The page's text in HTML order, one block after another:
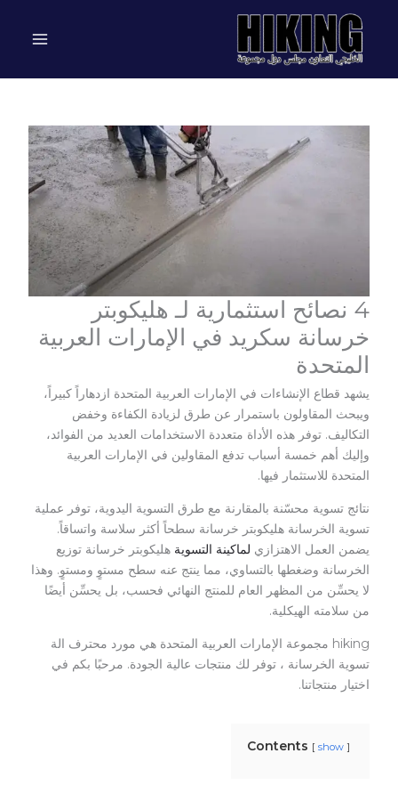
المحتوى
4 نصائح استثمارية لـ هليكوبتر
خرسانة سكريد في الإمارات العربية
المتحدة
يشهد قطاع الإنشاءات في الإمارات العربية المتحدة ازدهاراً كبيراً،
ويبحث المقاولون باستمرار عن طرق لزيادة الكفاءة وخفض
التكاليف. توفر هذه الأداة متعددة الاستخدامات العديد من الفوائد،
وإليك أهم خمسة أسباب تدفع المقاولين في الإمارات العربية
المتحدة للاستثمار فيها.
نتائج تسوية محسّنة بالمقارنة مع طرق التسوية اليدوية، توفر عملية
تسوية الخرسانة هليكوبتر خرسانة سطحاً أكثر سلاسة واتساقاً.
يضمن العمل الاهتزازي لماكينة التسوية هليكوبتر خرسانة توزيع
الخرسانة وضغطها بالتساوي، مما ينتج عنه سطح مستوٍ ومستوٍ. وهذا
لا يحسِّن من المظهر العام للمنتج النهائي فحسب، بل يحسِّن أيضًا
من سلامته الهيكلية.
hiking مجموعة الإمارات العربية المتحدة هي مورد محترف الة
تسوية الخرسانة ، توفر لك منتجات عالية الجودة. مرحبًا بكم في
اختيار منتجاتنا.
Contents show